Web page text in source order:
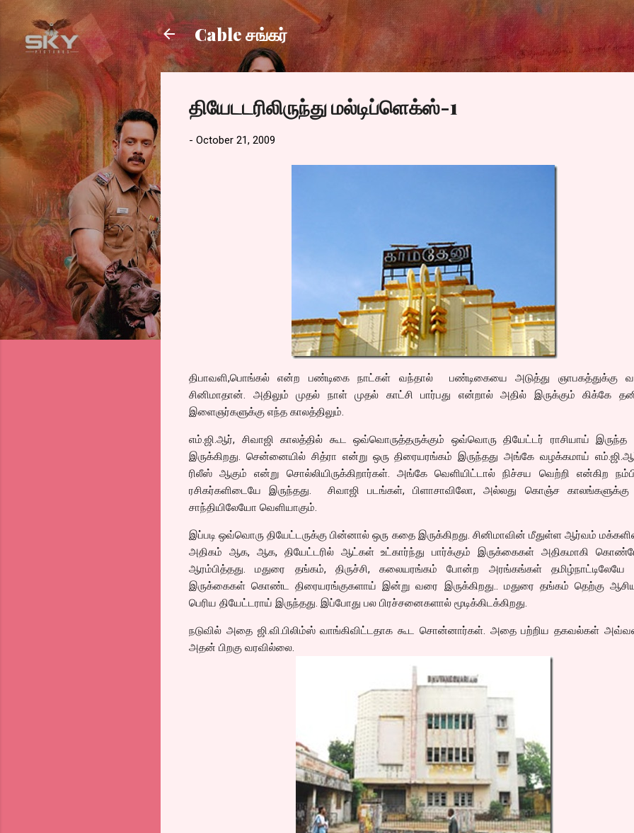
Skip to main content
Cable சங்கர்
தியேடடரிலிருந்து மல்டிப்ளெக்ஸ்-1
- October 21, 2009
திபாவளி,பொங்கல் என்ற பண்டிகை நாட்கள் வந்தால் பண்டிகையை அடுத்து ஞாபகத்துக்கு
சினிமாதான். அதிலும் முதல் நாள் முதல் காட்சி பார்பது என்றால் அதில் இருக்கும் கிக்கே
இளைஞர்களுக்கு எந்த காலத்திலும்.
எம்.ஜி.ஆர், சிவாஜி காலத்தில் கூட ஒவ்வொருத்தருக்கும் ஒவ்வொரு தியேட்டர் ராசியாய் இருந்த
இருக்கிறது. சென்னையில் சித்ரா என்று ஒரு திரையரங்கம் இருந்தது அங்கே வழக்கமாய்
ரிலீஸ் ஆகும் என்று சொல்லியிருக்கிறார்கள். அங்கே வெளியிட்டால் நிச்சய வெற்றி என்கிற
ரசிகர்களிடையே இருந்தது. சிவாஜி படங்கள், பிளாசாவிலோ, அல்லது கொஞ்ச காலங்களுக்கு
சாந்தியிலேயோ வெளியாகும்.
இப்படி ஒவ்வொரு தியேட்டருக்கு பின்னால் ஒரு கதை இருக்கிறது. சினிமாவின் மீதுள்ள ஆர்வம்
அதிகம் ஆக, ஆக, தியேட்டரில் ஆட்கள் உட்கார்ந்து பார்க்கும் இருக்கைகள் அதிகமாகி
ஆரம்பித்தது. மதுரை தங்கம், திருச்சி, கலையரங்கம் போன்ற அரங்கங்கள் தமிழ்நாட்டிலேயே
இருக்கைகள் கொண்ட திரையரங்குகளாய் இன்று வரை இருக்கிறது.. மதுரை தங்கம் தெற்கு
பெரிய தியேட்டராய் இருந்தது. இப்போது பல பிரச்சனைகளால் மூடிக்கிடக்கிறது.
நடுவில் அதை ஜி.வி.பிலிம்ஸ் வாங்கிவிட்டதாக கூட சொன்னார்கள். அதை பற்றிய தகவல்கள்
அதன் பிறகு வரவில்லை.